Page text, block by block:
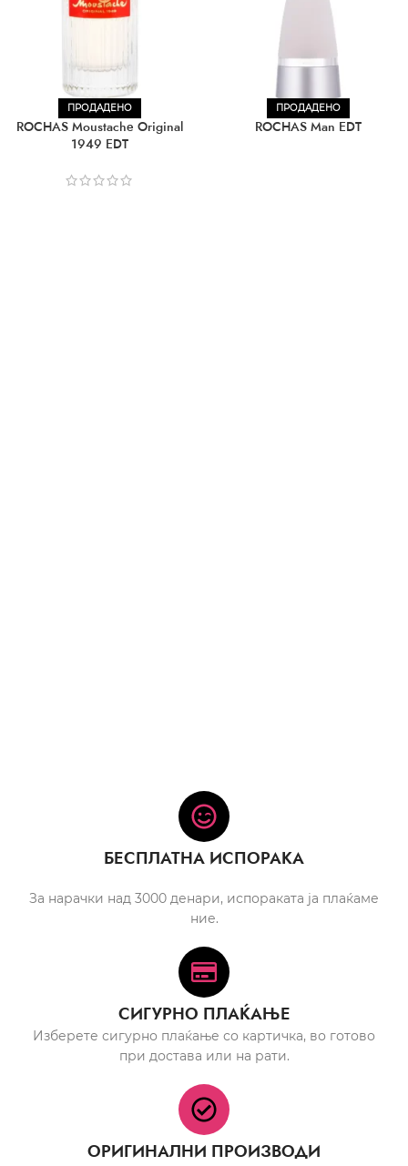
ПРОДАДЕНО
ROCHAS Moustache Original
1949 EDT
ПРОДАДЕНО
ROCHAS Man EDT
БЕСПЛАТНА ИСПОРАКА
За нарачки над 3000 денари, испораката ја плаќаме
ние.
СИГУРНО ПЛАЌАЊЕ
Изберете сигурно плаќање со картичка, во готово
при достава или на рати.
ОРИГИНАЛНИ ПРОИЗВОДИ